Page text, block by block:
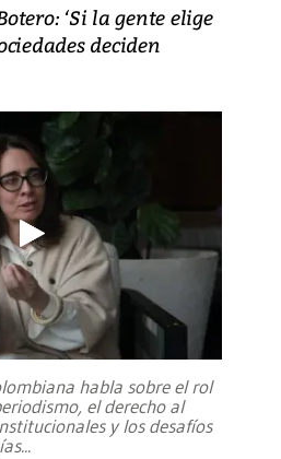
‘Si la gente elige
deciden
habla sobre el rol
el derecho al
y los desafíos
...